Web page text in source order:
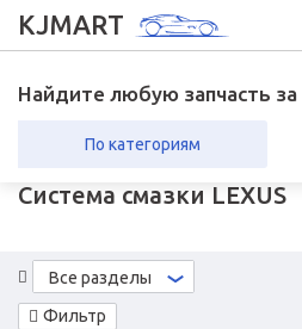
KJMART
Найдите любую запчасть за
По категориям
Система смазки LEXUS
Фильтр
Все разделы